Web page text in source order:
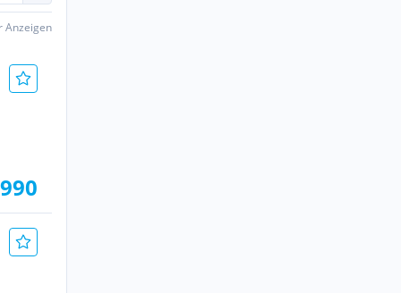
Anzeigen